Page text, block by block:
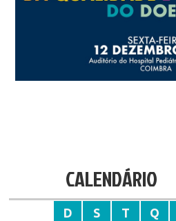
CALENDÁRIO
D S T Q